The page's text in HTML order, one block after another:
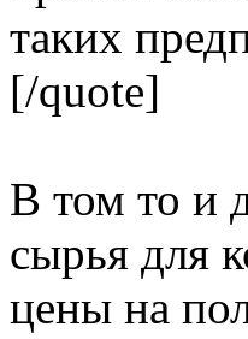
таких
[/quote]
В том то и
сырья для
цены на